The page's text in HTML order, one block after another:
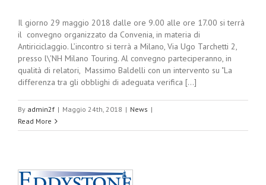
Il giorno 29 maggio 2018 dalle ore 9.00 alle ore 17.00 si terrà
il convegno organizzato da Convenia, in materia di
Antiriciclaggio. L’incontro si terrà a Milano, Via Ugo Tarchetti 2,
presso l\'NH Milano Touring. Al convegno parteciperanno, in
qualità di relatori, Massimo Baldelli con un intervento su "La
differenza tra gli obblighi di adeguata verifica [...]
By admin2f | Maggio 24th, 2018 | News |
Read More